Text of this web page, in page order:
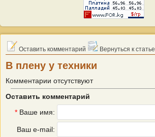
Оставить комментарий Вернуться к статье
В плену у техники
Комментарии отсутствуют
Оставить комментарий
* Ваше имя:
Ваш e-mail: